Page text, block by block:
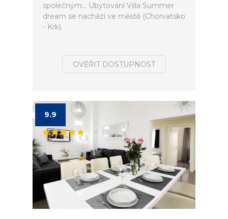
společným... Ubytování Villa Summer
dream se nachází ve městě (Chorvatsko
- Krk).
OVĚŘIT DOSTUPNOST
9.9